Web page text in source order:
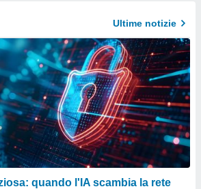
Ultime notizie
quando l'IA scambia la rete